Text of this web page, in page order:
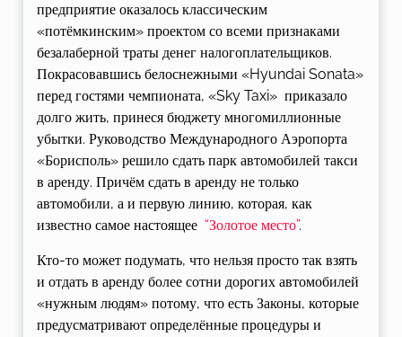
предприятие оказалось классическим
«потёмкинским» проектом со всеми признаками
безалаберной траты денег налогоплательщиков.
Покрасовавшись белоснежными «Hyundai Sonata»
перед гостями чемпионата, «Sky Taxi» приказало
долго жить, принеся бюджету многомиллионные
убытки. Руководство Международного Аэропорта
«Борисполь» решило сдать парк автомобилей такси
в аренду. Причём сдать в аренду не только
автомобили, а и первую линию, которая, как
известно самое настоящее “Золотое место”.
Кто-то может подумать, что нельзя просто так взять
и отдать в аренду более сотни дорогих автомобилей
«нужным людям» потому, что есть Законы, которые
предусматривают определённые процедуры и